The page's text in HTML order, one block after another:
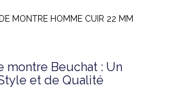
MONTRE HOMME CUIR 22 MM
montre Beuchat : Un
et de Qualité